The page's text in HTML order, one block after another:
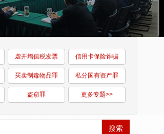
虚开增值税发票 信用卡保险诈骗
买卖制毒物品罪 私分国有资产罪
盗窃罪 更多专题>>
搜索